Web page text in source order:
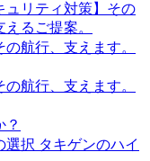
ュリティ対策】その
るご提案。
航行、支えます。
航行、支えます。
？
択 タキゲンのハイ